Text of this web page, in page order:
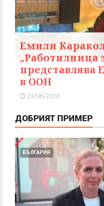
Емили
„Работилница
представлява
в ООН
23/06/2026
ДОБРИЯТ ПРИМЕР
БЪЛГАРИЯ